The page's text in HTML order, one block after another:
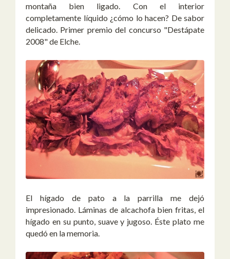
montaña bien ligado. Con el interior
completamente líquido ¿cómo lo hacen? De sabor
delicado. Primer premio del concurso "Destápate
2008" de Elche.
El hígado de pato a la parrilla me dejó
impresionado. Láminas de alcachofa bien fritas, el
hígado en su punto, suave y jugoso. Éste plato me
quedó en la memoria.